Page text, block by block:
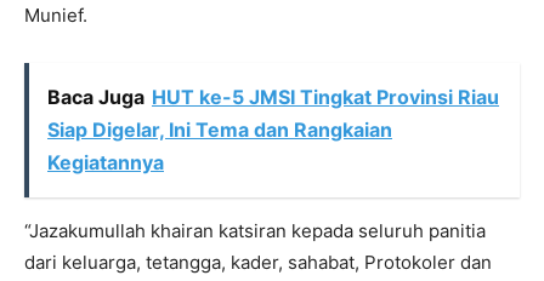
Munief.
Baca Juga HUT ke-5 JMSI Tingkat Provinsi Riau
Siap Digelar, Ini Tema dan Rangkaian
Kegiatannya
“Jazakumullah khairan katsiran kepada seluruh panitia
dari keluarga, tetangga, kader, sahabat, Protokoler dan